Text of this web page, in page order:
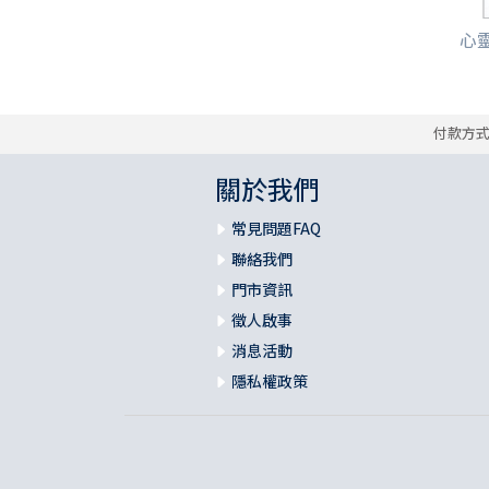
心
付款方
關於我們
常見問題FAQ
聯絡我們
門市資訊
徵人啟事
消息活動
隱私權政策